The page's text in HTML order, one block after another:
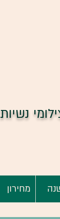
נשיות
מחירון